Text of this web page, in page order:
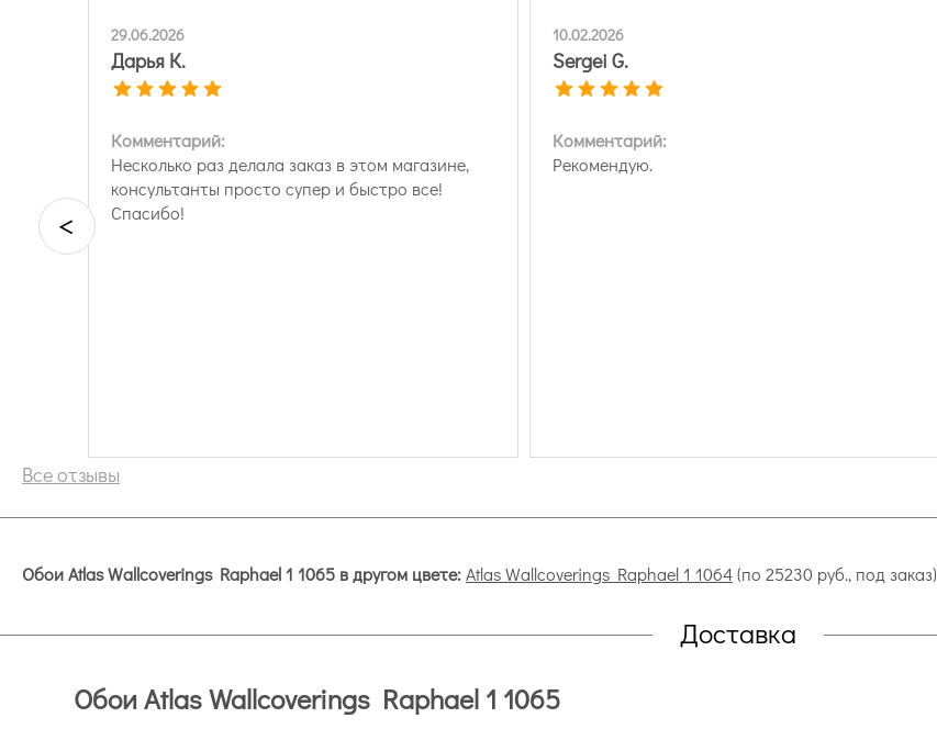
29.06.2026
Дарья К.
Комментарий:
Несколько раз делала заказ в этом магазине,
консультанты просто супер и быстро все!
Спасибо!
10.02.2026
Sergei G.
Комментарий:
Рекомендую.
<
Все отзывы
Обои Atlas Wallcoverings Raphael 1 1065 в другом цвете:Atlas Wallcoverings Raphael 1 1064(по 25230 руб., под заказ)
Доставка
Обои Atlas Wallcoverings Raphael 1 1065